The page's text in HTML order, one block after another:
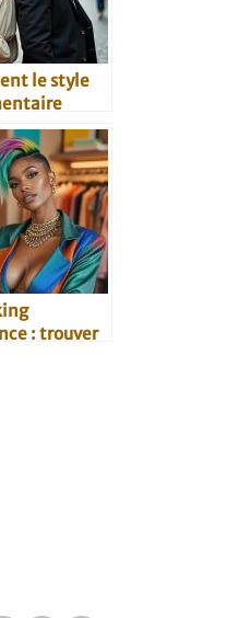
le style
la
: trouver